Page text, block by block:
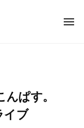
メ
ぱす。
イブ